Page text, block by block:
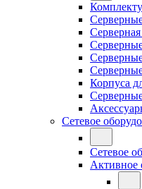
Корпуса
Сетевое
Сетевое
Активное